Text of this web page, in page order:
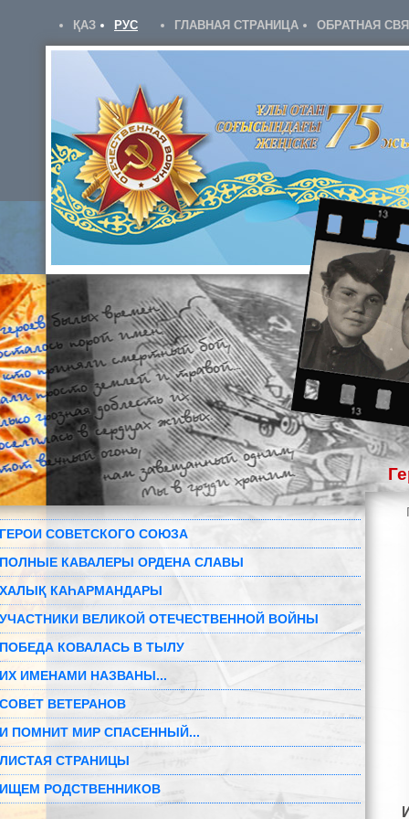
ҚАЗ РУС ГЛАВНАЯ СТРАНИЦА ОБРАТНАЯ
ГЕРОИ СОВЕТСКОГО СОЮЗА
ПОЛНЫЕ КАВАЛЕРЫ ОРДЕНА СЛАВЫ
ХАЛЫҚ КАҺАРМАНДАРЫ
УЧАСТНИКИ ВЕЛИКОЙ ОТЕЧЕСТВЕННОЙ ВОЙНЫ
ПОБЕДА КОВАЛАСЬ В ТЫЛУ
ИХ ИМЕНАМИ НАЗВАНЫ...
СОВЕТ ВЕТЕРАНОВ
И ПОМНИТ МИР СПАСЕННЫЙ...
ЛИСТАЯ СТРАНИЦЫ
ИЩЕМ РОДСТВЕННИКОВ